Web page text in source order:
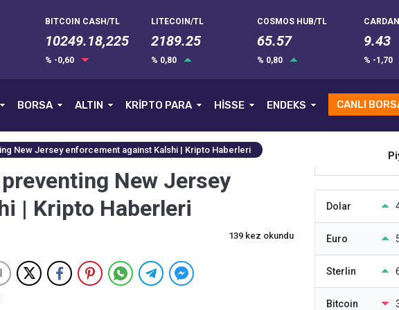
BITCOIN CASH/TL
10249.18,225
% -0,60
LITECOIN/TL
2189.25
% 0,80
COSMOS HUB/TL
65.57
% 0,80
9.43
% -1,70
BORSA ALTIN KRİPTO PARA HİSSE ENDEKS CANLI
New Jersey enforcement against Kalshi | Kripto Haberleri
New Jersey
| Kripto Haberleri
139 kez okundu
Dolar
Euro
Sterlin
Bitcoin